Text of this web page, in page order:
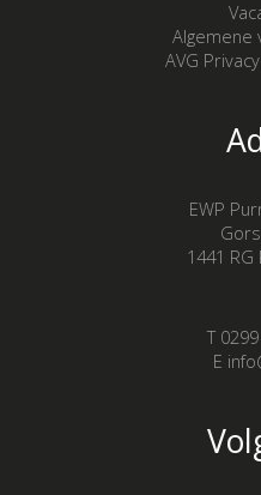
Algemene
AVG
EWP
1441
T
E